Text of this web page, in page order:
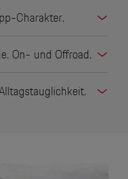
Charakter.
On- und Offroad.